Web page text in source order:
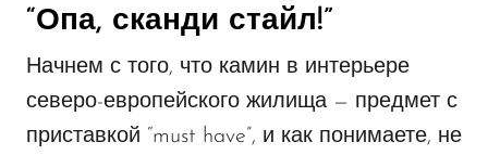
“Опа, сканди стайл!”
Начнем с того, что камин в интерьере
северо-европейского жилища — предмет с
приставкой “must have”, и как понимаете, не